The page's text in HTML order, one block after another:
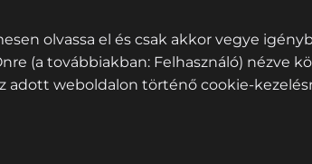
olvassa el és csak akkor vegye
(a továbbiakban: Felhasználó) nézve
adott weboldalon történő cookie-